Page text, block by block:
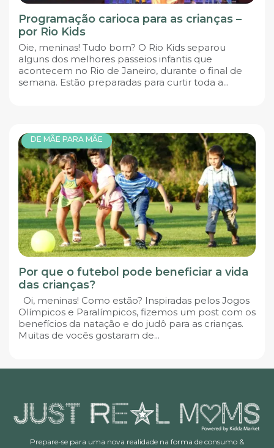
Programação carioca para as crianças –
por Rio Kids
Oie, meninas! Tudo bom? O Rio Kids separou
alguns dos melhores passeios infantis que
acontecem no Rio de Janeiro, durante o final de
semana. Estão preparadas para curtir toda a...
DE MÃE PARA MÃE
Por que o futebol pode beneficiar a vida
das crianças?
Oi, meninas! Como estão? Inspiradas pelos Jogos
Olímpicos e Paralímpicos, fizemos um post com os
benefícios da natação e do judô para as crianças.
Muitas de vocês gostaram de...
Prepare-se para uma nova realidade na forma de consumo &